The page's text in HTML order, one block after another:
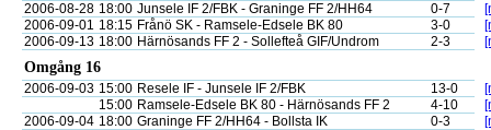
2006-08-28 18:00 Junsele IF 2/FBK - Graninge FF 2/HH64 0-7
2006-09-01 18:15 Frånö SK - Ramsele-Edsele BK 80 3-0
2006-09-13 18:00 Härnösands FF 2 - Sollefteå GIF/Undrom 2-3
Omgång 16
2006-09-03 15:00 Resele IF - Junsele IF 2/FBK 13-0
15:00 Ramsele-Edsele BK 80 - Härnösands FF 2 4-10
2006-09-04 18:00 Graninge FF 2/HH64 - Bollsta IK 0-3